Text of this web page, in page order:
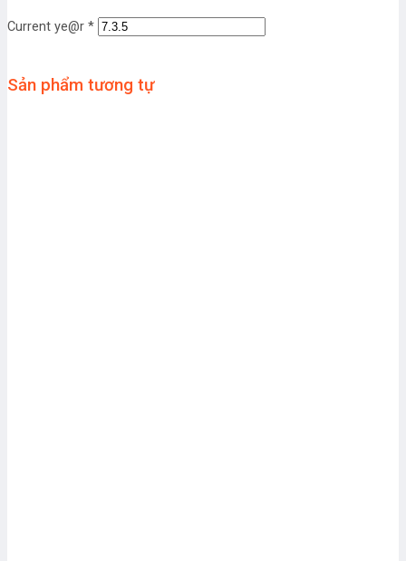
Current ye@r *
Sản phẩm tương tự